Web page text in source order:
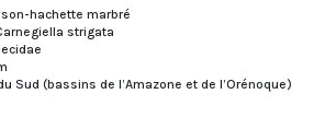
hachette marbré
strigata
Sud (bassins de l’Amazone et de l’Orénoque)